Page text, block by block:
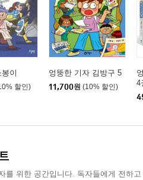
이
할인)
엉뚱한 기자 김방구 5
11,700원 (10% 할인)
4
를 위한 공간입니다. 독자들에게 전하